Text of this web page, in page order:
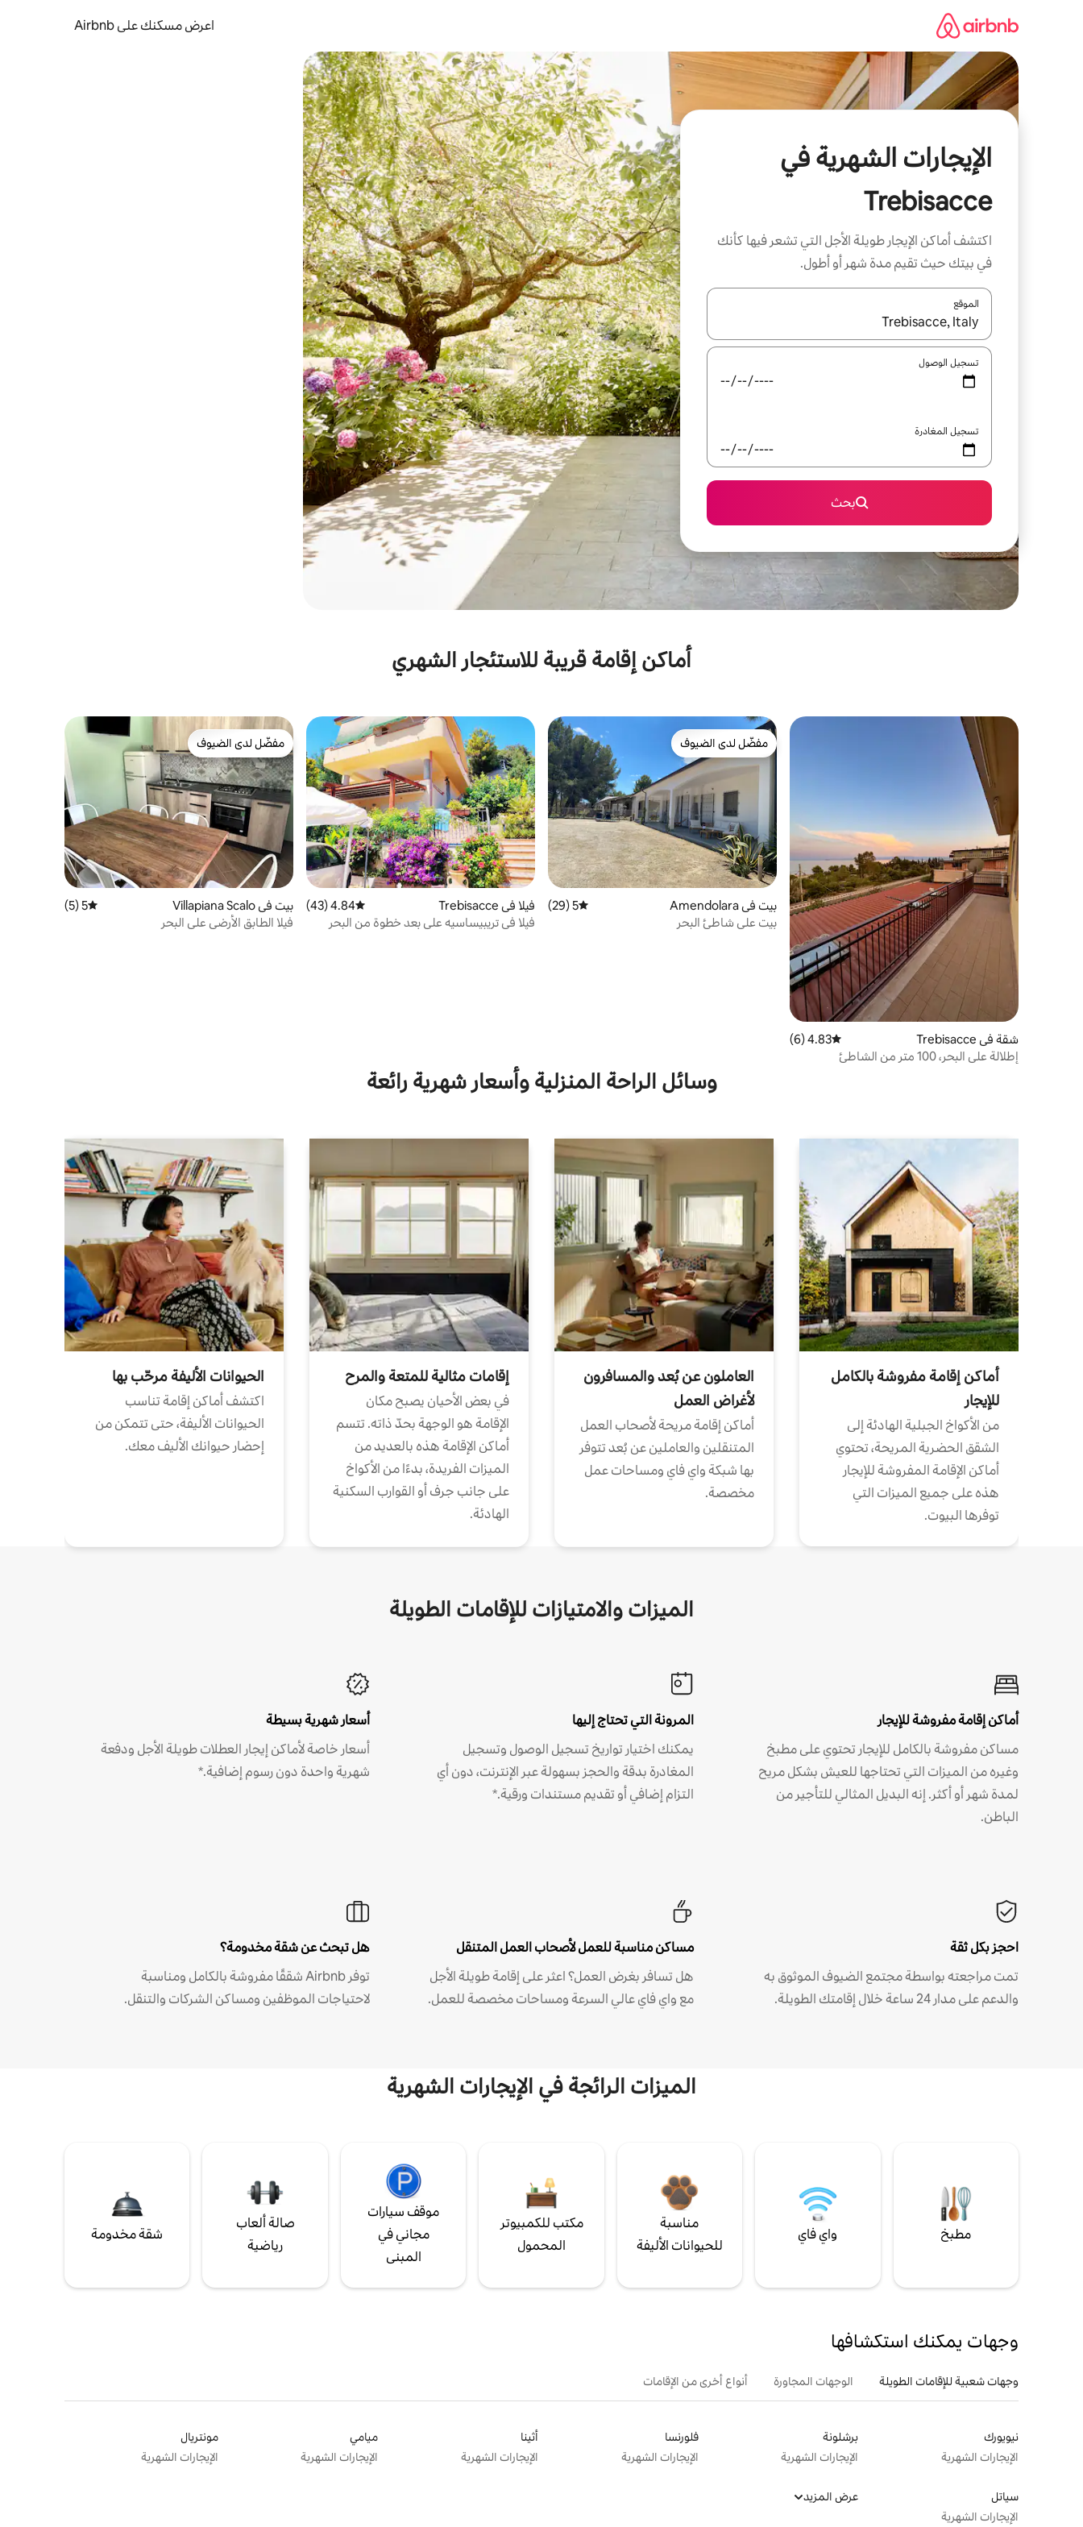
اعرض مسكنك على Airbnb
الإيجارات الشهرية في
Trebisacce
اكتشف أماكن الإيجار طويلة الأجل التي تشعر فيها كأنك
في بيتك حيث تقيم مدة شهر أو أطول.
الموقع
عند توفر النتائج، انتقل باستخدام السهمين لأعلى ولأسفل أو استكشف عن طريق اللمس أو السحب.
تسجيل الوصول
تسجيل المغادرة
بحث
أماكن إقامة قريبة للاستئجار الشهري
شقة في Trebisacce متوسط التقييم 4.83 من 5، 6 مراجعات
4.83 (6)
إطلالة على البحر، 100 متر من الشاطئ
مفضّل لدى الضيوف
مفضّل لدى الضيوف
بيت في Amendolara متوسط التقييم 5 من 5، 29 مراجعات
5 (29)
بيت على شاطئ البحر
فيلا في Trebisacce متوسط التقييم 4.84 من 5، 43 مراجعات
4.84 (43)
فيلا في تريبيساسيه على بعد خطوة من البحر
مفضّل لدى الضيوف
مفضّل لدى الضيوف
بيت في Villapiana Scalo متوسط التقييم 5 من 5، 5 مراجعات
5 (5)
فيلا الطابق الأرضي على البحر
وسائل الراحة المنزلية وأسعار شهرية رائعة
أماكن إقامة مفروشة بالكامل
للإيجار
من الأكواخ الجبلية الهادئة إلى
الشقق الحضرية المريحة، تحتوي
أماكن الإقامة المفروشة للإيجار
هذه على جميع الميزات التي
توفرها البيوت.
العاملون عن بُعد والمسافرون
لأغراض العمل
أماكن إقامة مريحة لأصحاب العمل
المتنقلين والعاملين عن بُعد تتوفر
بها شبكة واي فاي ومساحات عمل
مخصصة.
إقامات مثالية للمتعة والمرح
في بعض الأحيان يصبح مكان
الإقامة هو الوجهة بحدّ ذاته. تتسم
أماكن الإقامة هذه بالعديد من
الميزات الفريدة، بدءًا من الأكواخ
على جانب جرف أو القوارب السكنية
الهادئة.
الحيوانات الأليفة مرحّب بها
اكتشف أماكن إقامة تناسب
الحيوانات الأليفة، حتى تتمكن من
إحضار حيوانك الأليف معك.
الميزات والامتيازات للإقامات الطويلة
أماكن إقامة مفروشة للإيجار
مساكن مفروشة بالكامل للإيجار تحتوي على مطبخ
وغيره من الميزات التي تحتاجها للعيش بشكل مريح
لمدة شهر أو أكثر. إنه البديل المثالي للتأجير من
الباطن.
المرونة التي تحتاج إليها
يمكنك اختيار تواريخ تسجيل الوصول وتسجيل
المغادرة بدقة والحجز بسهولة عبر الإنترنت، دون أي
التزام إضافي أو تقديم مستندات ورقية.*
أسعار شهرية بسيطة
أسعار خاصة لأماكن إيجار العطلات طويلة الأجل ودفعة
شهرية واحدة دون رسوم إضافية.*
احجز بكل ثقة
تمت مراجعته بواسطة مجتمع الضيوف الموثوق به
والدعم على مدار 24 ساعة خلال إقامتك الطويلة.
مساكن مناسبة للعمل لأصحاب العمل المتنقل
هل تسافر بغرض العمل؟ اعثر على إقامة طويلة الأجل
مع واي فاي عالي السرعة ومساحات مخصصة للعمل.
هل تبحث عن شقة مخدومة؟
توفر Airbnb شققًا مفروشة بالكامل ومناسبة
لاحتياجات الموظفين ومساكن الشركات والتنقل.
الميزات الرائجة في الإيجارات الشهرية
مطبخ واي فاي
مناسبة
للحيوانات الأليفة
مكتب للكمبيوتر
المحمول
موقف سيارات
مجاني في
المبنى
صالة ألعاب
رياضية
شقة مخدومة
وجهات يمكنك استكشافها
وجهات شعبية للإقامات الطويلة الوجهات المجاورة أنواع أخرى من الإقامات
نيويورك
الإيجارات الشهرية
برشلونة
الإيجارات الشهرية
فلورنسا
الإيجارات الشهرية
أثينا
الإيجارات الشهرية
ميامي
الإيجارات الشهرية
مونتريال
الإيجارات الشهرية
سياتل
الإيجارات الشهرية
عرض المزيد